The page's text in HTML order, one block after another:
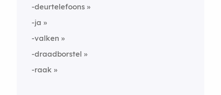
-deurtelefoons
-ja
-valken
-draadborstel
-raak